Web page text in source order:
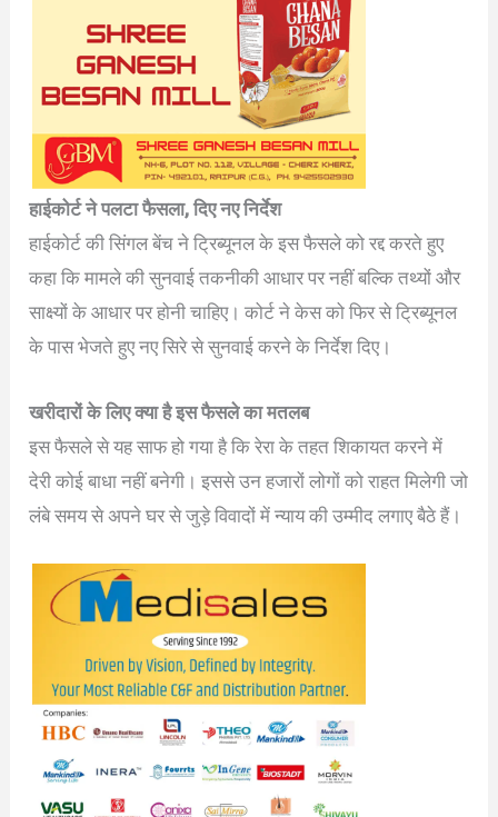
हाईकोर्ट ने पलटा फैसला, दिए नए निर्देश
हाईकोर्ट की सिंगल बेंच ने ट्रिब्यूनल के इस फैसले को रद्द करते हुए
कहा कि मामले की सुनवाई तकनीकी आधार पर नहीं बल्कि तथ्यों और
साक्ष्यों के आधार पर होनी चाहिए। कोर्ट ने केस को फिर से ट्रिब्यूनल
के पास भेजते हुए नए सिरे से सुनवाई करने के निर्देश दिए।
खरीदारों के लिए क्या है इस फैसले का मतलब
इस फैसले से यह साफ हो गया है कि रेरा के तहत शिकायत करने में
देरी कोई बाधा नहीं बनेगी। इससे उन हजारों लोगों को राहत मिलेगी जो
लंबे समय से अपने घर से जुड़े विवादों में न्याय की उम्मीद लगाए बैठे हैं।